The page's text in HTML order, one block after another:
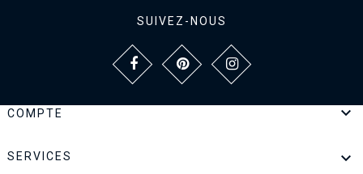
SUIVEZ-NOUS
COMPTE 
SERVICES 